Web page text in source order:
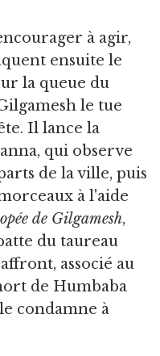
à agir,
ensuite le
la queue du
le tue
Il lance la
qui observe
de la ville, puis
à l'aide
de Gilgamesh,
du taureau
associé au
de Humbaba
condamne à